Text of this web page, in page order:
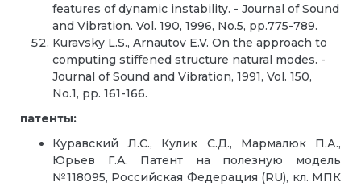
features of dynamic instability. - Journal of Sound
and Vibration. Vol. 190, 1996, No.5, pp.775-789.
Kuravsky L.S., Arnautov E.V. On the approach to
computing stiffened structure natural modes. -
Journal of Sound and Vibration, 1991, Vol. 150,
No.1, pp. 161-166.
патенты:
Куравский Л.С., Кулик С.Д., Мармалюк П.А.,
Юрьев Г.А. Патент на полезную модель
№118095, Российская Федерация (RU), кл. МПК